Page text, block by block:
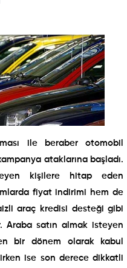
ile beraber otomobil
ataklarına başladı.
kişilere hitap eden
fiyat indirimi hem de
araç kredisi desteği gibi
Araba satın almak isteyen
bir dönem olarak kabul
ise son derece dikkatli